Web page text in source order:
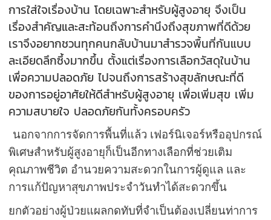
การใส่ใจเรื่องบ้าน โดยเฉพาะสำหรับผู้สูงอายุ จึงเป็น
เรื่องสำคัญและสะท้อนถึงการคำนึงถึงสุขภาพที่ดีด้วย
เราจึงอยากชวนทุกคนกลับบ้านมาสำรวจพื้นที่กันแบบ
ละเอียดลึกซึ้งมากขึ้น ตั้งแต่เรื่องการเลือกวัสดุในบ้าน
เพื่อความปลอดภัย ไปจนถึงการสร้างสุขลักษณะที่ดี
ของการอยู่อาศัยให้ดีสำหรับผู้สูงอายุ เพื่อเพิ่มสุข เพิ่ม
ความสบายใจ ปลอดภัยกันทั้งครอบครัว
นอกจากการจัดการพื้นที่แล้ว เฟอร์นิเจอร์หรืออุปกรณ์
พิเศษสำหรับผู้สูงอายุก็เป็นอีกทางเลือกที่ช่วยเติม
คุณภาพชีวิต อำนวยความสะดวกในการผู้ดูแล และ
การแก้ปัญหาสุขภาพประจำวันทำได้สะดวกขึ้น
ยกตัวอย่างผู้ป่วยแผลกดทับที่จำเป็นต้องเปลี่ยนท่าการ